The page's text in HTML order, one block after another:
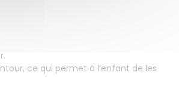
ce qui permet à l’enfant de les